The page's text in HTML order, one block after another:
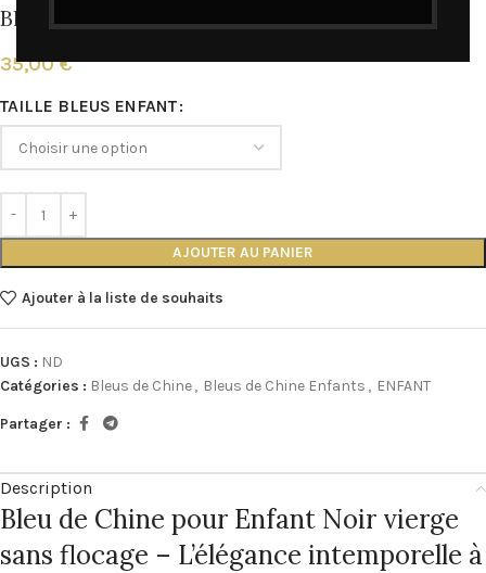
Bleu de Chine enfant Violet sans flocage
35,00€
TAILLE BLEUS ENFANT
AJOUTER AU PANIER
Ajouter à la liste de souhaits
UGS : ND
Catégories : Bleus de Chine, Bleus de Chine Enfants , ENFANT
Partager :
Description
Bleu de Chine pour Enfant Noir vierge
sans flocage – L’élégance intemporelle à